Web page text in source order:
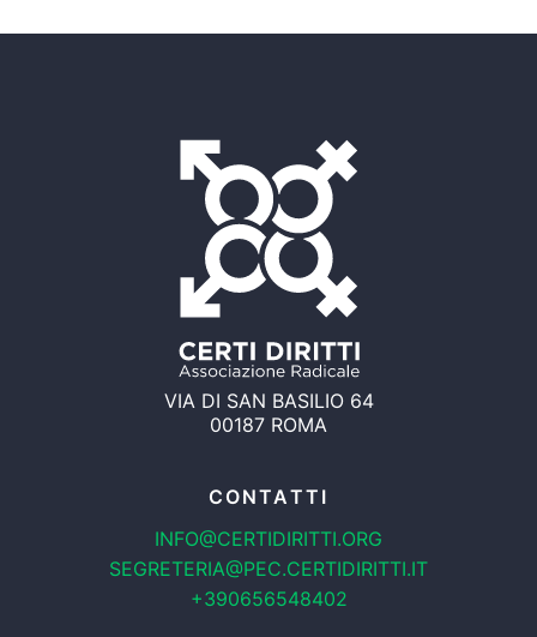
VIA DI SAN BASILIO 64
00187 ROMA
CONTATTI
INFO@CERTIDIRITTI.ORG
SEGRETERIA@PEC.CERTIDIRITTI.IT
+390656548402